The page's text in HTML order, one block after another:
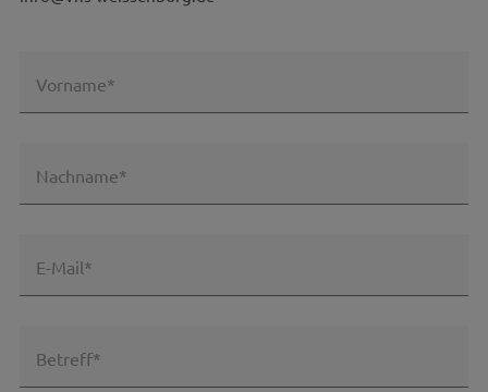
Vorname*
Nachname*
E-Mail*
Betreff*